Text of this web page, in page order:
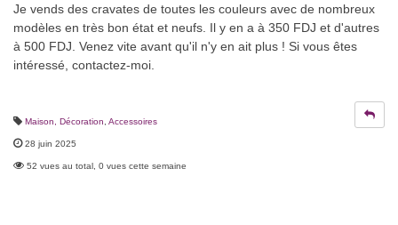
Je vends des cravates de toutes les couleurs avec de nombreux
modèles en très bon état et neufs. Il y en a à 350 FDJ et d'autres
à 500 FDJ. Venez vite avant qu'il n'y en ait plus ! Si vous êtes
intéressé, contactez-moi.
Maison, Décoration Accessoires
28 juin 2025
52 vues au total, 0 vues cette semaine